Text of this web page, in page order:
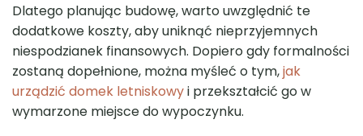
Dlatego planując budowę, warto uwzględnić te
dodatkowe koszty, aby uniknąć nieprzyjemnych
niespodzianek finansowych. Dopiero gdy formalności
zostaną dopełnione, można myśleć o tym,jak
urządzić domek letniskowyi przekształcić go w
wymarzone miejsce do wypoczynku.